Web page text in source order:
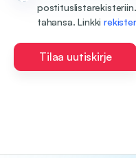
tahansa. Linkki
Tilaa uutiskirje